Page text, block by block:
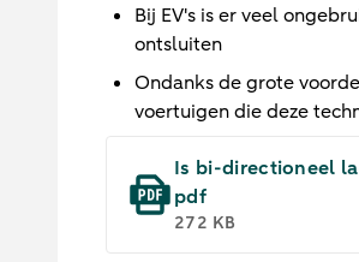
Bij EV's is er veel
ontsluiten
Ondanks de grote
voertuigen die deze
Is bi-directioneel
pdf
272 KB